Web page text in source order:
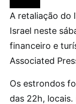
A retaliação do
Israel neste
financeiro e
Associated
Os estrondos
das 22h,